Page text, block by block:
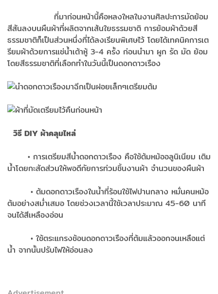
ที่มาก่อนหน้านี้คือหลงใหลในงานศิลปะการมัดย้อม
สีสันลงบนผืนผ้าที่ผลิตจากเส้นใยธรรมชาติ การย้อมผ้าด้วยสี
ธรรมชาติก็เป็นส่วนหนึ่งที่ได้ลงเรียนพิเศษไว้ โดยได้เทคนิคการเต
รียมผ้าด้วยการแช่น้ำเต้าหู้ 3-4 ครั้ง ก่อนนำมา ผูก รัด มัด ย้อม
โดยสีธรรมชาติที่เลือกทำในวันนี้เป็นดอกดาวเรือง
วิธี DIY ผ้าคลุมไหล่
• การเตรียมสีน้ำดอกดาวเรือง คือใช้ต้มหม้ออลูนิเนียม เติม
น้ำโดยกะสัดส่วนให้พอดีกัยการท่วมชิ้นงานผ้า จำนวนของผืนผ้า
• ต้มดอกดาวเรืองในน้ำที่ร้อนใช้ไฟปานกลาง หมั่นคนหม้อ
ต้มอย่างสม่ำเสมอ โดยช่วงเวลานี้ใช้เวลาประมาณ 45-60 นาที
จนได้สีเหลืองอ่อน
• ใช้ตระแกรงช้อนดอกดาวเรืองที่ต้มแล้วออกจนเหลือแต่
น้ำ จากนั้นปรับไฟให้อ่อนลง